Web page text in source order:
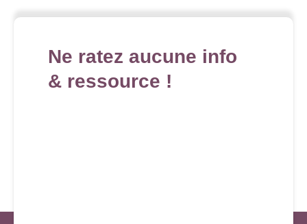
Ne ratez aucune info
& ressource !